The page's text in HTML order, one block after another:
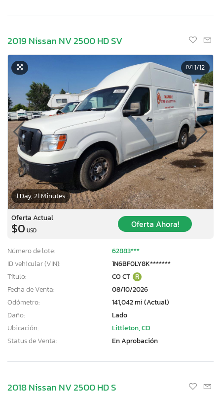
2019 Nissan NV 2500 HD SV
1 Day, 21 Minutes
1/12
Oferta Actual
$0 USD
Oferta Ahora!
Número de lote:
62883***
ID vehicular (VIN):
1N6BF0LY8K*******
Título:
CO CT R
Fecha de Venta:
08/10/2026
Odómetro:
141,042 mi (Actual)
Daño:
Lado
Ubicación:
Littleton, CO
Status de Venta:
En Aprobación
2018 Nissan NV 2500 HD S